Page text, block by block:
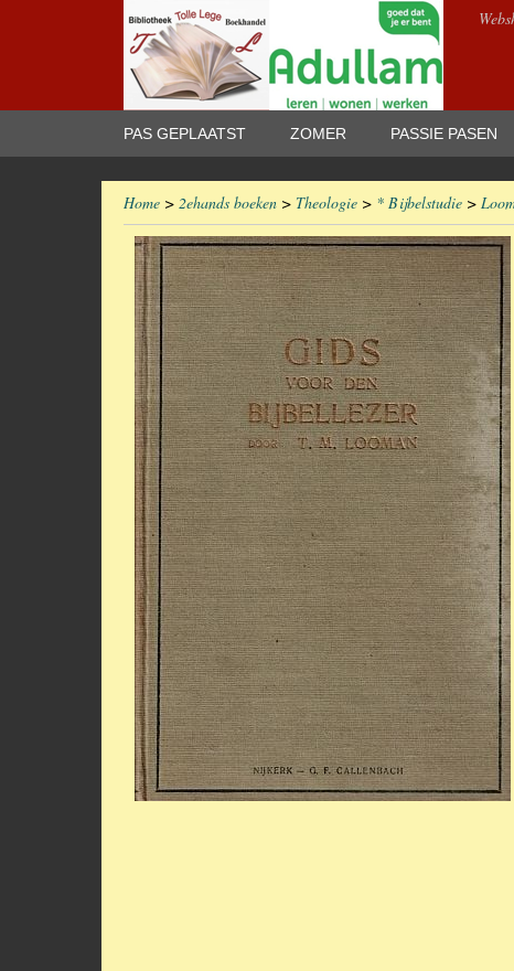
PAS GEPLAATST ZOMER PASSIE PASEN
Home > 2ehands boeken > Theologie > * Bijbelstudie >